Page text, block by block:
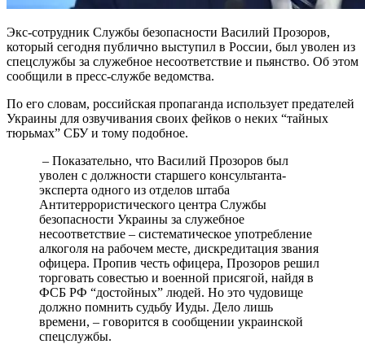
Экс-сотрудник Службы безопасности Василий Прозоров,
который сегодня публично выступил в России, был уволен из
спецслужбы за служебное несоответствие и пьянство. Об этом
сообщили в пресс-службе ведомства.
По его словам, российская пропаганда использует предателей
Украины для озвучивания своих фейков о неких “тайных
тюрьмах” СБУ и тому подобное.
– Показательно, что Василий Прозоров был
уволен с должности старшего консультанта-
эксперта одного из отделов штаба
Антитеррористического центра Службы
безопасности Украины за служебное
несоответствие – систематическое употребление
алкоголя на рабочем месте, дискредитация звания
офицера. Пропив честь офицера, Прозоров решил
торговать совестью и военной присягой, найдя в
ФСБ РФ “достойных” людей. Но это чудовище
должно помнить судьбу Иуды. Дело лишь
времени, – говорится в сообщении украинской
спецслужбы.